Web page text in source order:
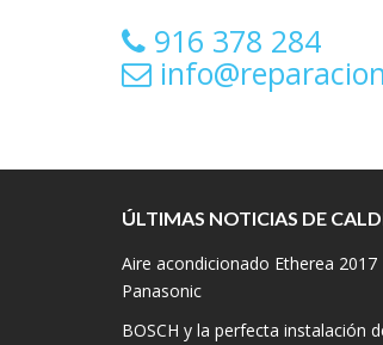
916 378 284
ÚLTIMAS NOTICIAS DE
Aire acondicionado Etherea 2017
Panasonic
BOSCH y la perfecta instalación